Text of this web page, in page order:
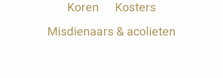
Koren
Kosters
Misdienaars & acolieten